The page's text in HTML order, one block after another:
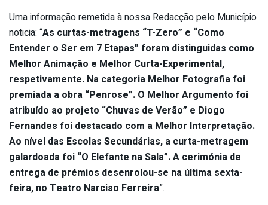
Uma informação remetida à nossa Redacção pelo Município
noticia: “As curtas-metragens “T-Zero” e “Como
Entender o Ser em 7 Etapas” foram distinguidas como
Melhor Animação e Melhor Curta-Experimental,
respetivamente. Na categoria Melhor Fotografia foi
premiada a obra “Penrose”. O Melhor Argumento foi
atribuído ao projeto “Chuvas de Verão” e Diogo
Fernandes foi destacado com a Melhor Interpretação.
Ao nível das Escolas Secundárias, a curta-metragem
galardoada foi “O Elefante na Sala”. A cerimónia de
entrega de prémios desenrolou-se na última sexta-
feira, no Teatro Narciso Ferreira”.